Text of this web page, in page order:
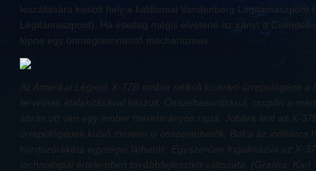
leszállására kijelölt hely a kaliforniai Vandenberg Légitámaszpont
Légitámaszpont). Ha esetleg mégis elvétené az irányt a
lépne egy önmegsemmisítő mechanizmus.
Az Amerikai Légierő X-37B ember nélküli kísérleti űrrepülőgépe a
terveinek átalakításával készült. Összehasonlításul, csupán a
ábrán ott van egy ember méretarányos rajza. Jobbra lent az X-
űrrepülőgépek külső méretei is összevethetők. Balra az indításra
hordozórakéta egységei láthatók. Egyszerűen fogalmazva az X-
technológiai értelemben továbbfejlesztett változata. (Grafika: Karl